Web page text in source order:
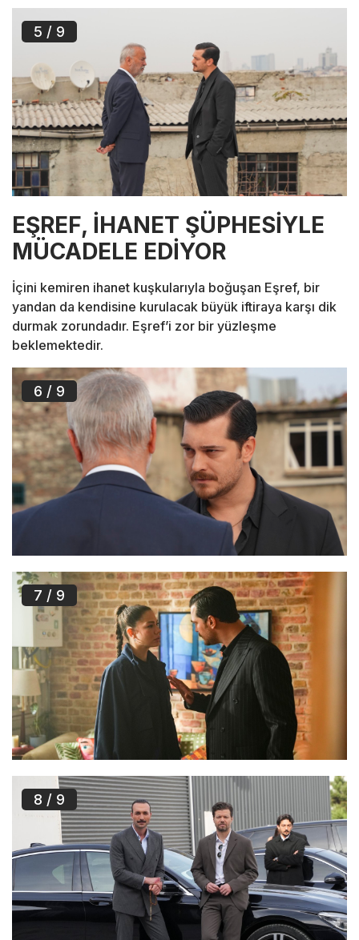
5 / 9
EŞREF, İHANET ŞÜPHESİYLE
MÜCADELE EDİYOR
İçini kemiren ihanet kuşkularıyla boğuşan Eşref, bir
yandan da kendisine kurulacak büyük iftiraya karşı dik
durmak zorundadır. Eşref’i zor bir yüzleşme
beklemektedir.
6 / 9
7 / 9
8 / 9